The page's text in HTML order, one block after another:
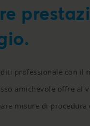
professionale con il
amichevole offre al
misure di